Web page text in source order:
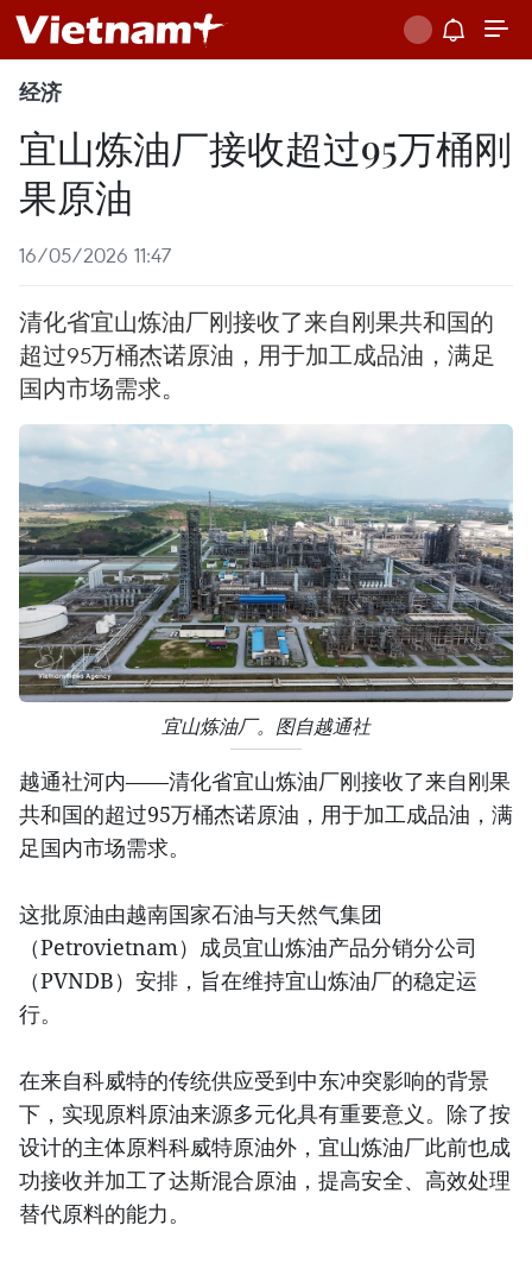
经济
宜山炼油厂接收超过95万桶刚
果原油
16/05/2026 11:47
清化省宜山炼油厂刚接收了来自刚果共和国的
超过95万桶杰诺原油，用于加工成品油，满足
国内市场需求。
宜山炼油厂。图自越通社
越通社河内——清化省宜山炼油厂刚接收了来自刚果
共和国的超过95万桶杰诺原油，用于加工成品油，满
足国内市场需求。
这批原油由越南国家石油与天然气集团
（Petrovietnam）成员宜山炼油产品分销分公司
（PVNDB）安排，旨在维持宜山炼油厂的稳定运
行。
在来自科威特的传统供应受到中东冲突影响的背景
下，实现原料原油来源多元化具有重要意义。除了按
设计的主体原料科威特原油外，宜山炼油厂此前也成
功接收并加工了达斯混合原油，提高安全、高效处理
替代原料的能力。